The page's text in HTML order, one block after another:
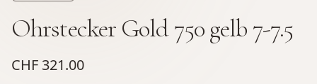
Ohrstecker Gold 750 gelb 7-7.5
CHF 321.00